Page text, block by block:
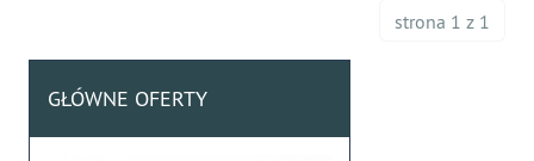
strona 1 z 1
GŁÓWNE OFERTY